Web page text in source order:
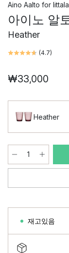
Aino Aalto for
아이노 알
Heather
(4.7)
₩33,000
Heather
재고있음